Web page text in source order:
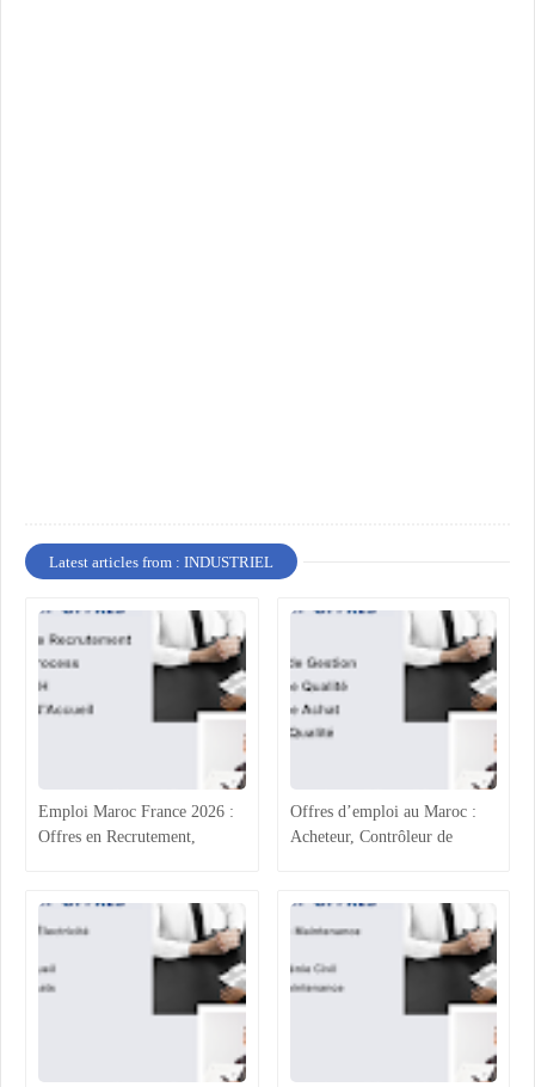
Latest articles from : INDUSTRIEL
Emploi Maroc France 2026 :
Offres en Recrutement,
Offres d’emploi au Maroc :
Acheteur, Contrôleur de